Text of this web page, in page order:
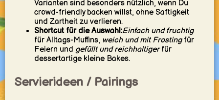
Varianten sind besonders nützlich, wenn Du
crowd-friendly backen willst, ohne Saftigkeit
und Zartheit zu verlieren.
Shortcut für die Auswahl:Einfach und fruchtig
für Alltags-Muffins, weich und mit Frostingfür
Feiern und gefüllt und reichhaltigerfür
dessertartige kleine Bakes.
Servierideen / Pairings